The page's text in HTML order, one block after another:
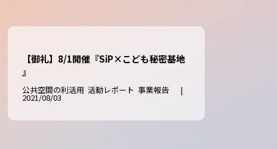
【御礼】8/1開催『SiP×こども秘密基地
』
公共空間の利活用 活動レポート 事業報告 |
2021/08/03